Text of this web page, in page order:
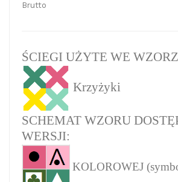
Brutto
ŚCIEGI UŻYTE WE
Krzyżyki
SCHEMAT WZORU
WERSJI:
KOLOROWEJ